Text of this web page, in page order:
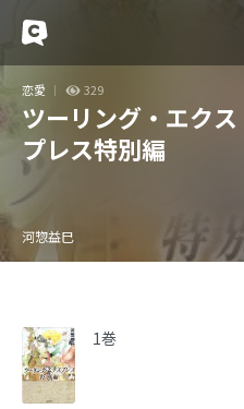
恋愛 329
ツーリング・エクス
プレス特別編
河惣益巳
1巻